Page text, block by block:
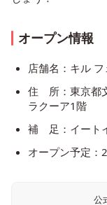
オープン情報
店舗名：キル
住 所：東京都
ラクーア1階
補 足：イート
オープン予定：
公